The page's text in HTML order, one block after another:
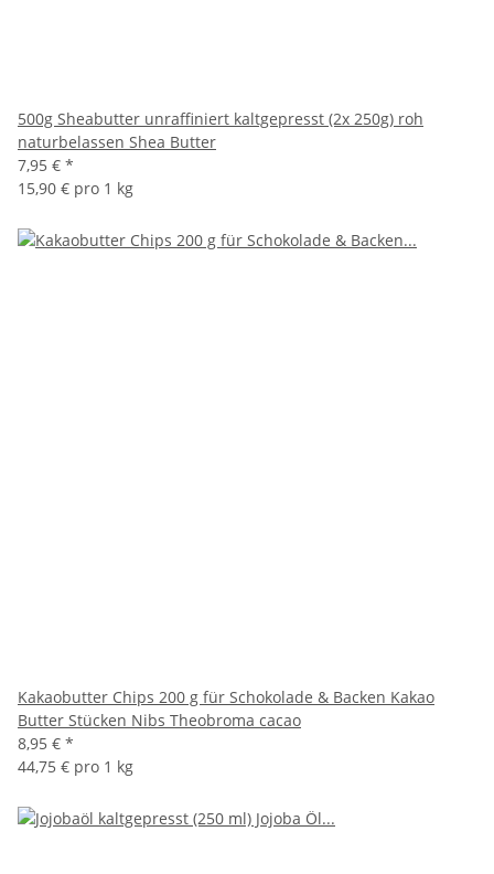
500g Sheabutter unraffiniert kaltgepresst (2x 250g) roh
naturbelassen Shea Butter
7,95 € *
15,90 € pro 1 kg
Kakaobutter Chips 200 g für Schokolade & Backen Kakao
Butter Stücken Nibs Theobroma cacao
8,95 € *
44,75 € pro 1 kg